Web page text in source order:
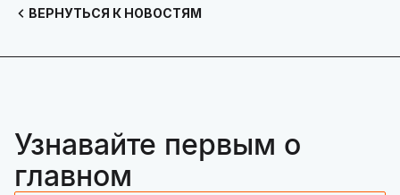
ВЕРНУТЬСЯ К НОВОСТЯМ
Узнавайте первым о
главном